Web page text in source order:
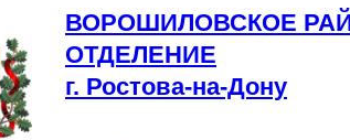
ВОРОШИЛОВСКОЕ
ОТДЕЛЕНИЕ
г. Ростова-на-Дону